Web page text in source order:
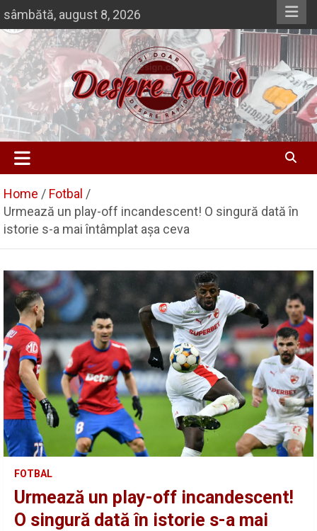
Skip
to
content
sâmbătă, august 8, 2026
Despre Rapid
Si doar … despre Rapid
Home
Fotbal
Urmează un play-off incandescent! O singură dată în
istorie s-a mai întâmplat așa ceva
FOTBAL
Urmează un play-off incandescent!
O singură dată în istorie s-a mai